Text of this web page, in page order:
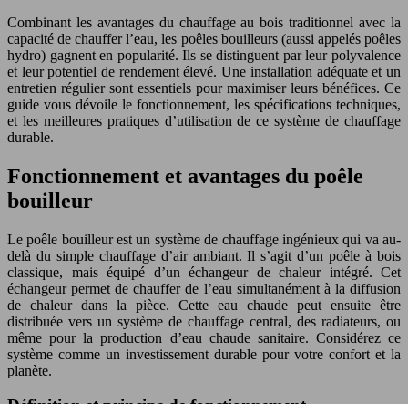
Combinant les avantages du chauffage au bois traditionnel avec la
capacité de chauffer l’eau, les poêles bouilleurs (aussi appelés poêles
hydro) gagnent en popularité. Ils se distinguent par leur polyvalence
et leur potentiel de rendement élevé. Une installation adéquate et un
entretien régulier sont essentiels pour maximiser leurs bénéfices. Ce
guide vous dévoile le fonctionnement, les spécifications techniques,
et les meilleures pratiques d’utilisation de ce système de chauffage
durable.
Fonctionnement et avantages du poêle
bouilleur
Le poêle bouilleur est un système de chauffage ingénieux qui va au-
delà du simple chauffage d’air ambiant. Il s’agit d’un poêle à bois
classique, mais équipé d’un échangeur de chaleur intégré. Cet
échangeur permet de chauffer de l’eau simultanément à la diffusion
de chaleur dans la pièce. Cette eau chaude peut ensuite être
distribuée vers un système de chauffage central, des radiateurs, ou
même pour la production d’eau chaude sanitaire. Considérez ce
système comme un investissement durable pour votre confort et la
planète.